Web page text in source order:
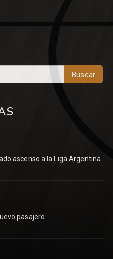
Buscar
ascenso a la Liga Argentina
pasajero